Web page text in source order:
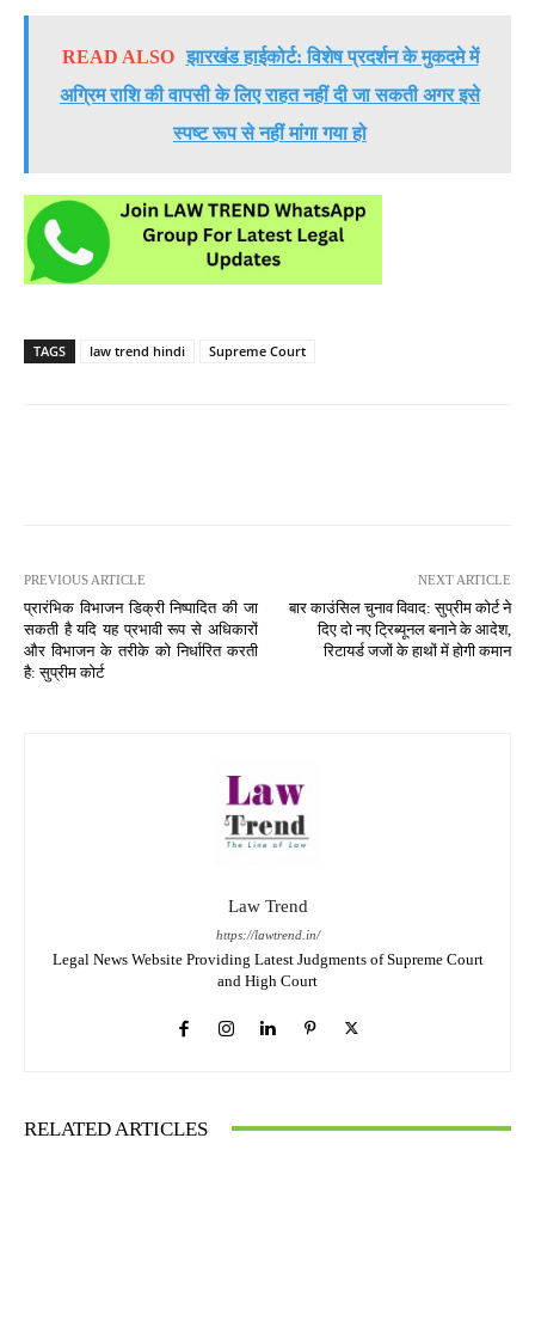
READ ALSO झारखंड हाईकोर्ट: विशेष प्रदर्शन के मुकदमे में
अग्रिम राशि की वापसी के लिए राहत नहीं दी जा सकती अगर इसे
स्पष्ट रूप से नहीं मांगा गया हो
TAGS law trend hindi Supreme Court
PREVIOUS ARTICLE
प्रारंभिक विभाजन डिक्री निष्पादित की जा
सकती है यदि यह प्रभावी रूप से अधिकारों
और विभाजन के तरीके को निर्धारित करती
है: सुप्रीम कोर्ट
NEXT ARTICLE
बार काउंसिल चुनाव विवाद: सुप्रीम कोर्ट ने
दिए दो नए ट्रिब्यूनल बनाने के आदेश,
रिटायर्ड जजों के हाथों में होगी कमान
Law Trend
https://lawtrend.in/
Legal News Website Providing Latest Judgments of Supreme Court
and High Court
RELATED ARTICLES